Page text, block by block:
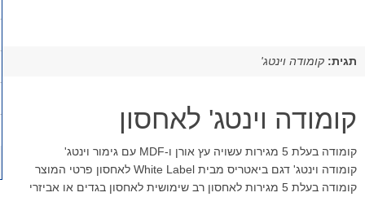
תגית: קומודה וינטג'
קומודה וינטג' לאחסון
קומודה בעלת 5 מגירות עשויה עץ אורן ו-MDF עם גימור וינטג'
קומודה וינטג' דגם ביאטריס מבית White Label לאחסון פרטי המוצר
קומודה בעלת 5 מגירות לאחסון רב שימושית לאחסון בגדים או אביזרי